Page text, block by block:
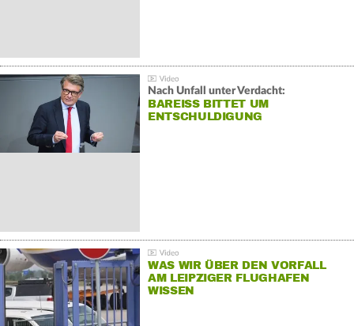
Nach Unfall unter Verdacht:
BAREISS BITTET UM E
NTSCHULDIGUNG
WAS WIR ÜBER DEN VORFALL
AM LEIPZIGER FLUGHAFEN
WISSEN